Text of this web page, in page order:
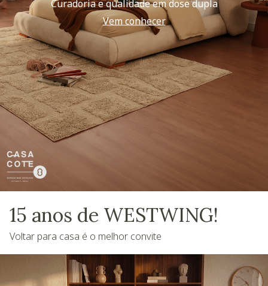
Curadoria e qualidade em dose dupla
Vem conhecer
15 anos de WESTWING!
Voltar para casa é o melhor convite